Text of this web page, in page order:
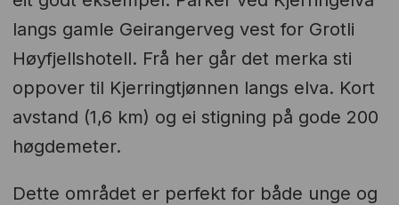
langs gamle Geirangerveg vest for Grotli
Høyfjellshotell. Frå her går det merka sti
oppover til Kjerringtjønnen langs elva. Kort
avstand (1,6 km) og ei stigning på gode 200
høgdemeter.
Dette området er perfekt for både unge og